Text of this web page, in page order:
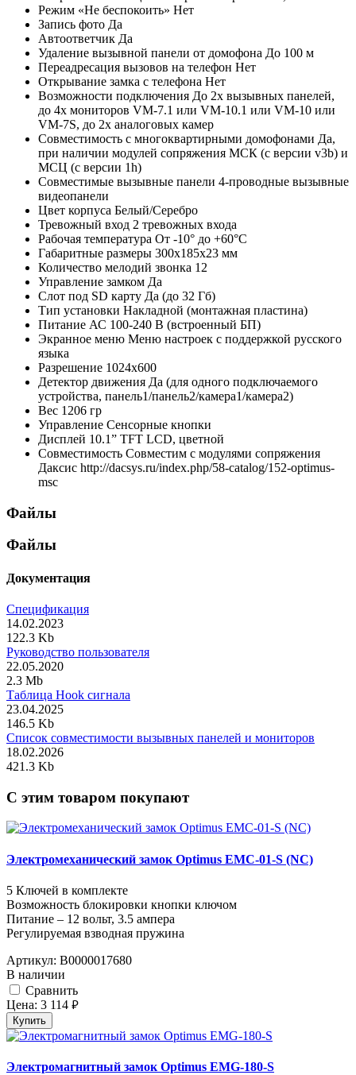
Режим «Не беспокоить» Нет
Запись фото Да
Автоответчик Да
Удаление вызывной панели от домофона До 100 м
Переадресация вызовов на телефон Нет
Открывание замка с телефона Нет
Возможности подключения До 2х вызывных панелей,
до 4х мониторов VM-7.1 или VM-10.1 или VM-10 или
VM-7S, до 2х аналоговых камер
Совместимость с многоквартирными домофонами Да,
при наличии модулей сопряжения МСК (с версии v3b) и
МСЦ (с версии 1h)
Совместимые вызывные панели 4-проводные вызывные
видеопанели
Цвет корпуса Белый/Серебро
Тревожный вход 2 тревожных входа
Рабочая температура От -10° до +60°С
Габаритные размеры 300х185х23 мм
Количество мелодий звонка 12
Управление замком Да
Слот под SD карту Да (до 32 Гб)
Тип установки Накладной (монтажная пластина)
Питание АС 100-240 В (встроенный БП)
Экранное меню Меню настроек с поддержкой русского
языка
Разрешение 1024x600
Детектор движения Да (для одного подключаемого
устройства, панель1/панель2/камера1/камера2)
Вес 1206 гр
Управление Сенсорные кнопки
Дисплей 10.1” TFT LCD, цветной
Совместимость Совместим с модулями сопряжения
Даксис http://dacsys.ru/index.php/58-catalog/152-optimus-
msc
Файлы
Файлы
Документация
Спецификация
14.02.2023
122.3 Kb
Руководство пользователя
22.05.2020
2.3 Mb
Таблица Hook сигнала
23.04.2025
146.5 Kb
Список совместимости вызывных панелей и мониторов
18.02.2026
421.3 Kb
C этим товаром покупают
Электромеханический замок Optimus EMC-01-S (NC)
5 Ключей в комплекте
Возможность блокировки кнопки ключом
Питание – 12 вольт, 3.5 ампера
Регулируемая взводная пружина
Артикул: В0000017680
В наличии
Cравнить
Цена: 3 114 руб.
Купить
Электромагнитный замок Optimus EMG-180-S